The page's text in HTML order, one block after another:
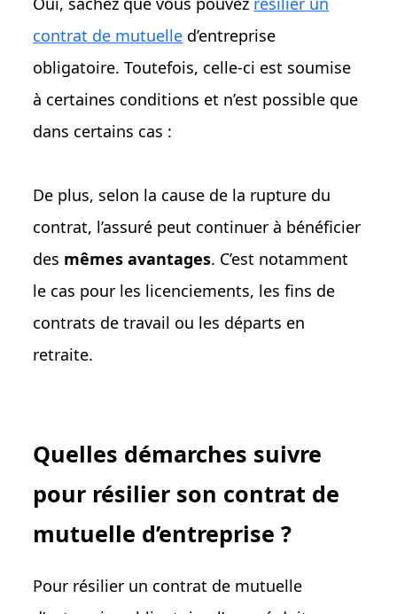
contrat de mutuelle d’entreprise
obligatoire. Toutefois, celle-ci est soumise
à certaines conditions et n’est possible que
dans certains cas :
De plus, selon la cause de la rupture du
contrat, l’assuré peut continuer à bénéficier
des mêmes avantages. C’est notamment
le cas pour les licenciements, les fins de
contrats de travail ou les départs en
retraite.
Quelles démarches suivre
pour résilier son contrat de
mutuelle d’entreprise ?
Pour résilier un contrat de mutuelle